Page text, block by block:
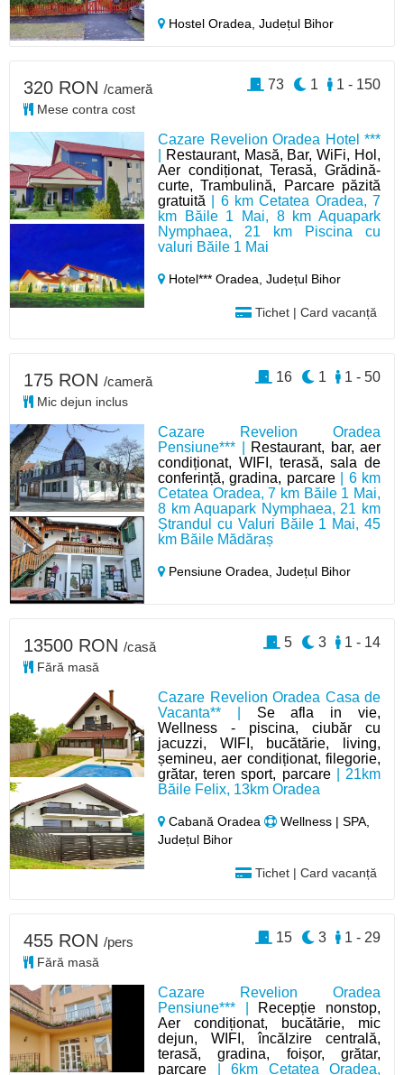
Hostel Oradea,Județul Bihor
Cazare Revelion Oradea Hotel ***
Restaurant, Masă, Bar, WiFi, Hol,
Aer condiționat, Terasă, Grădină-
curte, Trambulină, Parcare păzită
gratuită | 6 km Cetatea Oradea, 7
km Băile 1 Mai, 8 km Aquapark
Nymphaea, 21 km Piscina cu
valuri Băile 1 Mai
Hotel*** Oradea,Județul Bihor
Tichet | Card vacanță
320 RON /cameră
Mese contra cost
1 - 150
1
73
Cazare Revelion Oradea
Pensiune*** |
Restaurant, bar, aer
condiționat, WIFI, terasă, sala de
conferință, gradina, parcare| 6 km
Cetatea Oradea, 7 km Băile 1 Mai,
8 km Aquapark Nymphaea, 21 km
Ștrandul cu Valuri Băile 1 Mai, 45
km Băile Mădăraș
Pensiune Oradea,Județul Bihor
175 RON /cameră
Mic dejun inclus
1 - 50
1
16
Cazare Revelion Oradea Casa de
Vacanta** | Se afla in vie,
Wellness - piscina, ciubăr cu
jacuzzi, WIFI, bucătărie, living,
șemineu, aer condiționat, filegorie,
grătar, teren sport, parcare| 21km
Băile Felix, 13km Oradea
Cabană Oradea
Wellness | SPA,
Județul Bihor
Tichet | Card vacanță
13500 RON /casă
Fără masă
1 - 14
3
5
Cazare Revelion Oradea
Pensiune*** | Recepție nonstop,
Aer condiționat, bucătărie, mic
dejun, WIFI, încălzire centrală,
terasă, gradina, foișor, grătar,
parcare | 6km Cetatea Oradea,
455 RON /pers
Fără masă
1 - 29
3
15